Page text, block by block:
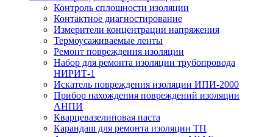
Контроль сплошности изоляции
Контактное диагностирование
Измерители концентрации напряжения
Термоусаживаемые ленты
Ремонт повреждения изоляции
Набор для ремонта изоляции трубопровода
НИРИТ-1
Искатель повреждения изоляции ИПИ-2000
Прибор нахождения повреждений изоляции
АНПИ
Кварцевазелиновая паста
Карандаш для ремонта изоляции ТП